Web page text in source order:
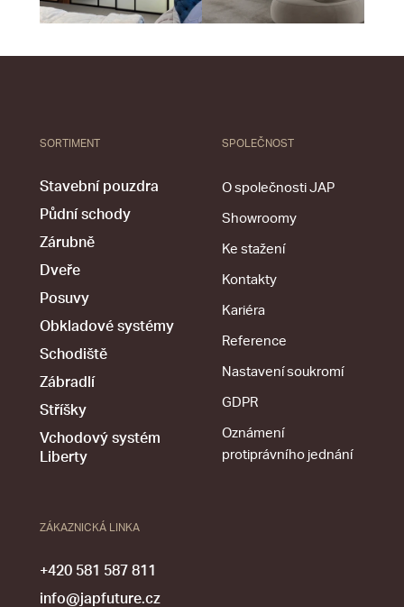
SORTIMENT
Stavební pouzdra
Půdní schody
Zárubně
Dveře
Posuvy
Obkladové systémy
Schodiště
Zábradlí
Stříšky
Vchodový systém
Liberty
SPOLEČNOST
O společnosti JAP
Showroomy
Ke stažení
Kontakty
Kariéra
Reference
Nastavení soukromí
GDPR
Oznámení
protiprávního jednání
ZÁKAZNICKÁ LINKA
+420 581 587 811
info@japfuture.cz